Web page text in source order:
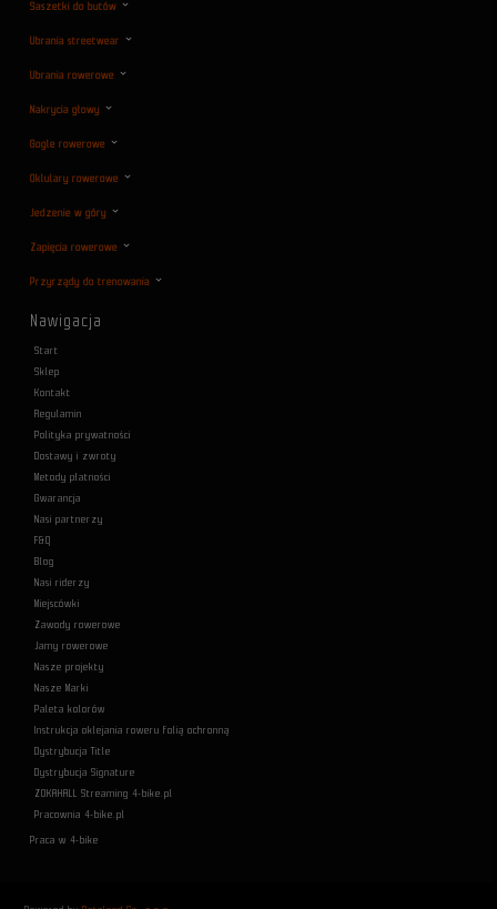
Saszetki do butów
Ubrania streetwear
Ubrania rowerowe
Nakrycia głowy
Gogle rowerowe
Oklulary rowerowe
Jedzenie w góry
Zapięcia rowerowe
Przyrządy do trenowania
Nawigacja
Start
Sklep
Kontakt
Regulamin
Polityka prywatności
Dostawy i zwroty
Metody płatności
Gwarancja
Nasi partnerzy
F&Q
Blog
Nasi riderzy
Miejscówki
Zawody rowerowe
Jamy rowerowe
Nasze projekty
Nasze Marki
Paleta kolorów
Instrukcja oklejania roweru folią ochronną
Dystrybucja Title
Dystrybucja Signature
ZOKAHALL Streaming 4-bike.pl
Pracownia 4-bike.pl
Praca w 4-bike